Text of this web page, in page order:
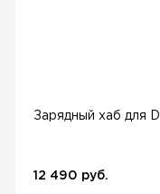
Зарядный хаб для
12 490 руб.